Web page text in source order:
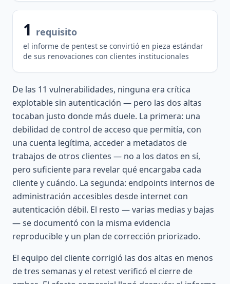
1 requisito
el informe de pentest se convirtió en pieza estándar
de sus renovaciones con clientes institucionales
De las 11 vulnerabilidades, ninguna era crítica
explotable sin autenticación — pero las dos altas
tocaban justo donde más duele. La primera: una
debilidad de control de acceso que permitía, con
una cuenta legítima, acceder a metadatos de
trabajos de otros clientes — no a los datos en sí,
pero suficiente para revelar qué encargaba cada
cliente y cuándo. La segunda: endpoints internos de
administración accesibles desde internet con
autenticación débil. El resto — varias medias y bajas
— se documentó con la misma evidencia
reproducible y un plan de corrección priorizado.
El equipo del cliente corrigió las dos altas en menos
de tres semanas y el retest verificó el cierre de